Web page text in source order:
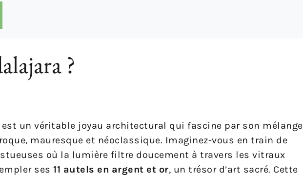
?
est un véritable joyau architectural qui fascine par son mélange
mauresque et néoclassique. Imaginez-vous en train de
où la lumière filtre doucement à travers les vitraux
ses 11 autels en argent et or, un trésor d’art sacré. Cette